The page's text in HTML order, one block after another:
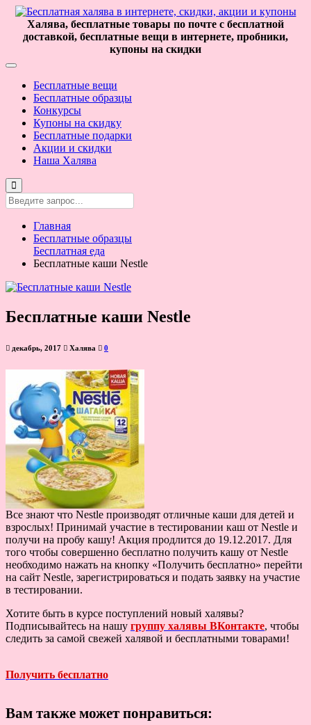
Халява, бесплатные товары по почте с бесплатной
доставкой, бесплатные вещи в интернете, пробники,
купоны на скидки
Бесплатные вещи
Бесплатные образцы
Конкурсы
Купоны на скидку
Бесплатные подарки
Акции и скидки
Наша Халява
Главная
Бесплатные образцы
Бесплатная еда
Бесплатные каши Nestle
Бесплатные каши Nestle
декабрь, 2017 Халява 0
Все знают что Nestle производят отличные каши для детей и
взрослых! Принимай участие в тестировании каш от Nestle и
получи на пробу кашу! Акция продлится до 19.12.2017. Для
того чтобы совершенно бесплатно получить кашу от Nestle
необходимо нажать на кнопку «Получить бесплатно» перейти
на сайт Nestle, зарегистрироваться и подать заявку на участие
в тестировании.
Хотите быть в курсе поступлений новый халявы?
Подписывайтесь на нашу группу халявы ВКонтакте, чтобы
следить за самой свежей халявой и бесплатными товарами!
Получить бесплатно
Вам также может понравиться: